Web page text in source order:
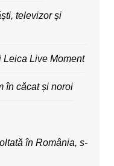
televizor și
Leica Live Moment
în căcat și noroi
în România, s-